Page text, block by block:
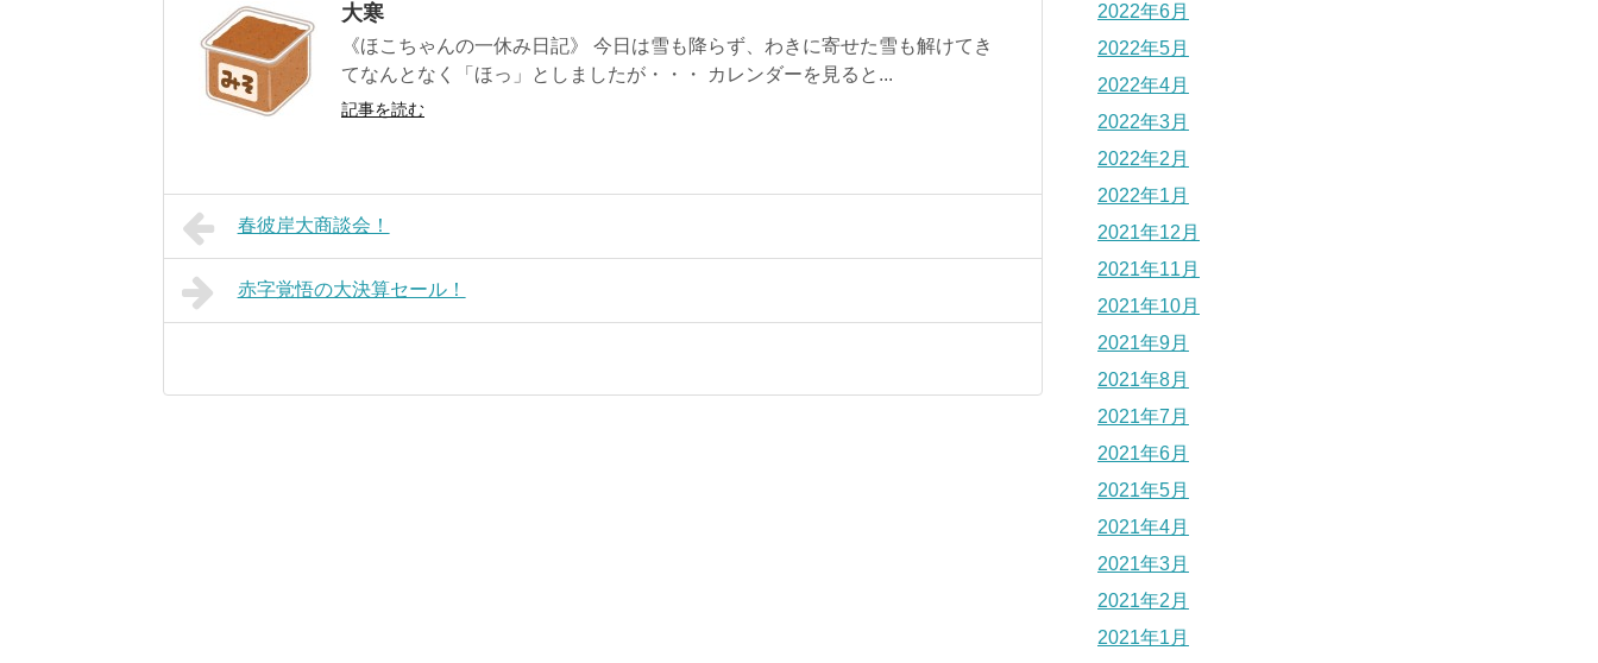
大寒
《ほこちゃんの一休み日記》 今日は雪も降らず、わきに寄せた雪も解けてき
てなんとなく「ほっ」としましたが・・・ カレンダーを見ると...
記事を読む
春彼岸大商談会！
赤字覚悟の大決算セール！
2022年6月
2022年5月
2022年4月
2022年3月
2022年2月
2022年1月
2021年12月
2021年11月
2021年10月
2021年9月
2021年8月
2021年7月
2021年6月
2021年5月
2021年4月
2021年3月
2021年2月
2021年1月